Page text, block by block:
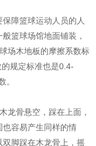
障篮球运动人员的人
篮球场馆地面铺装，
场木地板的摩擦系数标
规定标准也是0.4-
。
龙骨悬空，踩在上面，
容易产生同样的情
脚踩在木龙骨上，摇